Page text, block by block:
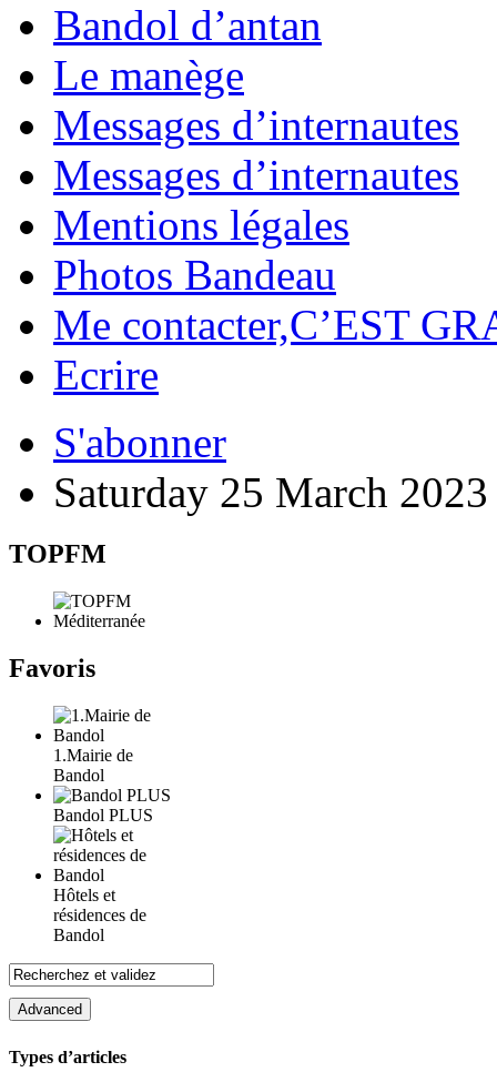
Bandol d’antan
Le manège
Messages d’internautes
Messages d’internautes
Mentions légales
Photos Bandeau
Me contacter,C’EST
Ecrire
S'abonner
Saturday 25 March 2023
TOPFM
Favoris
1.Mairie de
Bandol
Bandol PLUS
Hôtels et
résidences de
Bandol
Types d’articles